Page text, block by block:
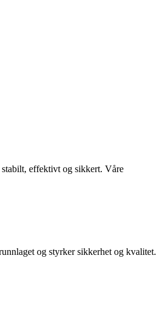
effektivt og sikkert. Våre
og styrker sikkerhet og kvalitet.